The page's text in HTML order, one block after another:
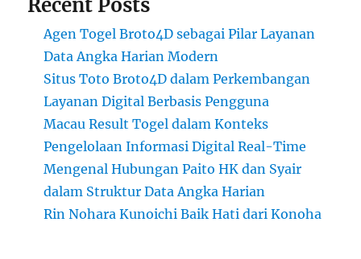
Recent Posts
Agen Togel Broto4D sebagai Pilar Layanan
Data Angka Harian Modern
Situs Toto Broto4D dalam Perkembangan
Layanan Digital Berbasis Pengguna
Macau Result Togel dalam Konteks
Pengelolaan Informasi Digital Real-Time
Mengenal Hubungan Paito HK dan Syair
dalam Struktur Data Angka Harian
Rin Nohara Kunoichi Baik Hati dari Konoha